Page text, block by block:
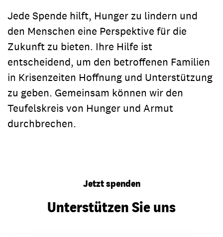
Jede Spende hilft, Hunger zu lindern und
den Menschen eine Perspektive für die
Zukunft zu bieten. Ihre Hilfe ist
entscheidend, um den betroffenen Familien
in Krisenzeiten Hoffnung und Unterstützung
zu geben. Gemeinsam können wir den
Teufelskreis von Hunger und Armut
durchbrechen.
Jetzt spenden
Unterstützen Sie uns